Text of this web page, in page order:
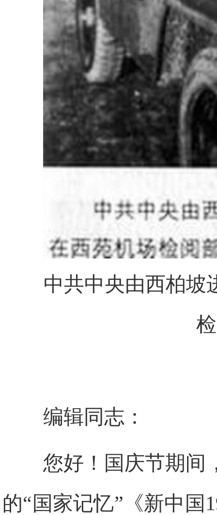
中共中央由西柏坡
编辑同志：
您好！国庆节期间
的“国家记忆”《新中国